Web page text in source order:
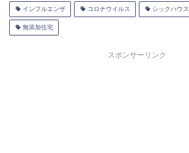
インフルエンザ コロナウイルス シックハウス
無添加住宅
スポンサーリンク